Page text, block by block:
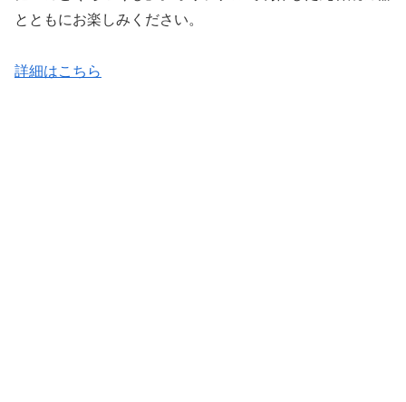
とともにお楽しみください。
詳細はこちら